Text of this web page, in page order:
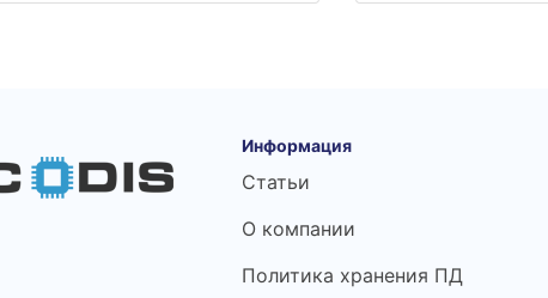
Информация
Статьи
О компании
Политика хранения ПД